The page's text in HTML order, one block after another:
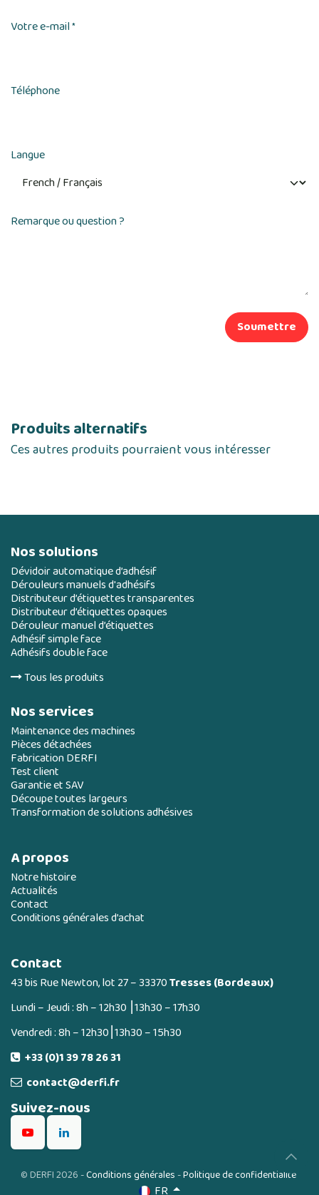
Votre e-mail*
Téléphone
Langue
Remarque ou question ?
Soumettre
Produits alternatifs
Ces autres produits pourraient vous intéresser
Nos solutions
Dévidoir automatique d’adhésif
Dérouleurs manuels d'adhésifs
Distributeur d’étiquettes transparentes
Distributeur d’étiquettes opaques
Dérouleur manuel d’étiquettes
Adhésif simple face
Adhésifs double face
Tous les produits
Nos services
Maintenance des machines
Pièces détachées
Fabrication DERFI
Test client
Garantie et SAV
Découpe toutes largeurs
Transformation de solutions adhésives
A propos
Notre histoire
Actualités
Contact
Conditions générales d’achat
Contact
43 bis Rue Newton, lot 27 – 33370Tresses (Bordeaux)
Lundi – Jeudi : 8h – 12h30 ⎮13h30 – 17h30
Vendredi : 8h – 12h30⎮13h30 – 15h30
+33 (0)1 39 78 26 31
contact@derfi.fr
Suivez-nous
©DERFI 2026-Conditions générales-Politique de confidentialité
FR